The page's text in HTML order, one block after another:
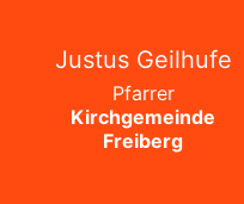
Justus Geilhufe
Pfarrer
Kirchgemeinde
Freiberg